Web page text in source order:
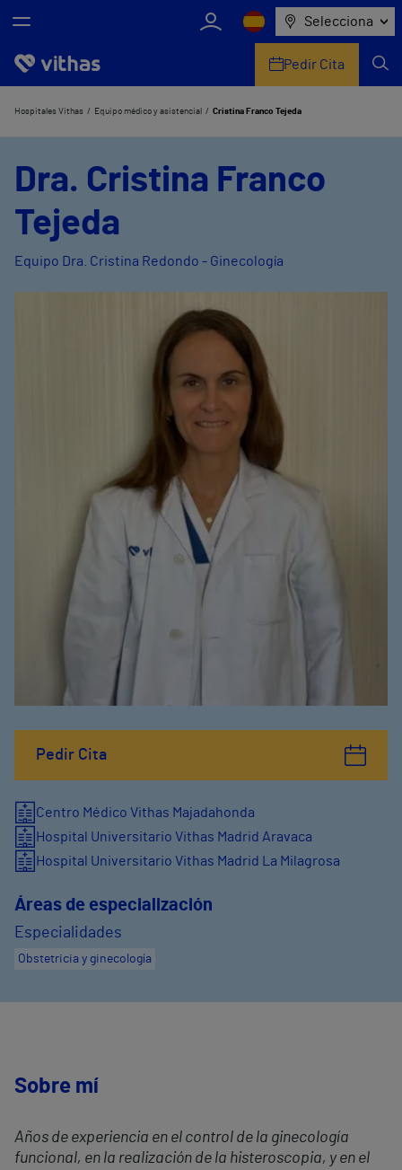
Selecciona
Nosotros
Equipo médico y asistencial
Pedir Cita
Hospitales Vithas Equipo médico y asistencial Cristina Franco Tejeda
Pedir Cita
Dra. Cristina Franco
Tejeda
Equipo Dra. Cristina Redondo - Ginecología
Centro Médico Vithas Majadahonda
Hospital Universitario Vithas Madrid Aravaca
Hospital Universitario Vithas Madrid La Milagrosa
Áreas de especialización
Especialidades
Obstetricia y ginecología
Sobre mí
Años de experiencia en el control de la ginecología
funcional, en la realización de la histeroscopia, y en el